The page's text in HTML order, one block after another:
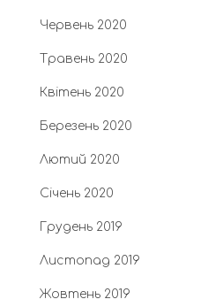
Червень 2020
Травень 2020
Квітень 2020
Березень 2020
Лютий 2020
Січень 2020
Грудень 2019
Листопад 2019
Жовтень 2019